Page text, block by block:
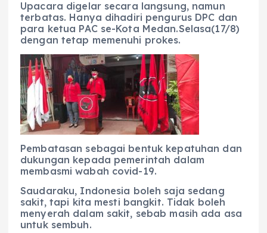
Upacara digelar secara langsung, namun
terbatas. Hanya dihadiri pengurus DPC dan
para ketua PAC se-Kota Medan.Selasa(17/8)
dengan tetap memenuhi prokes.
Pembatasan sebagai bentuk kepatuhan dan
dukungan kepada pemerintah dalam
membasmi wabah covid-19.
Saudaraku, Indonesia boleh saja sedang
sakit, tapi kita mesti bangkit. Tidak boleh
menyerah dalam sakit, sebab masih ada asa
untuk sembuh.